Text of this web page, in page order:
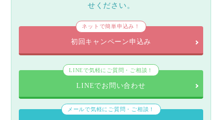
せください。
ネットで簡単申込み！
初回キャンペーン申込み
LINEで気軽にご質問・ご相談！
LINEでお問い合わせ
メールで気軽にご質問・ご相談！